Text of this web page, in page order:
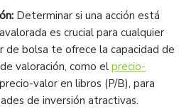
Determinar si una acción está
es crucial para cualquier
de bolsa te ofrece la capacidad de
valoración, como el precio-
valor en libros (P/B), para
de inversión atractivas.